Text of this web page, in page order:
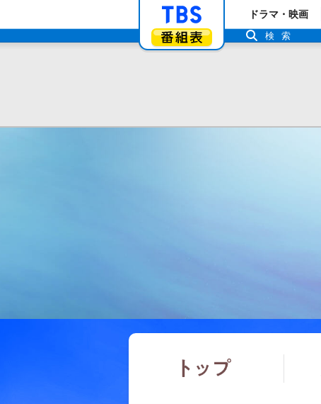
「TBSテレビ」ト
番組表
ドラマ・映画
検索